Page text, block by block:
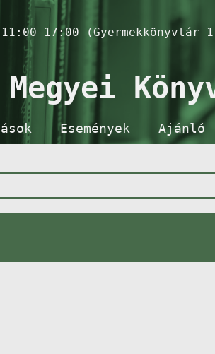
11:00–17:00 (Gyermekkönyvtár
Megyei
Események Ajánló